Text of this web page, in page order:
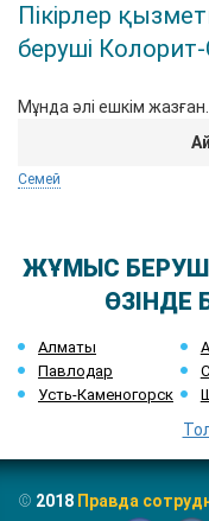
Пікірлер
беруші
Мұнда әлі ешкім
Семей
ЖҰМЫС
ӨЗІНДЕ
Алматы
Павлодар
Усть-Каменогорск
© 2018 Правда